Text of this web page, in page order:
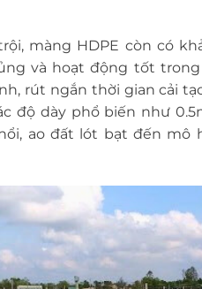
màng HDPE còn có
và hoạt động tốt
rút ngắn thời gian cải
độ dày phổ biến như
ao đất lót bạt đến mô